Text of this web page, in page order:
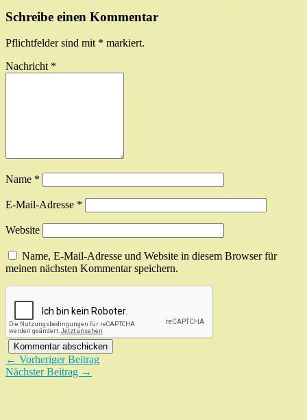
Schreibe einen Kommentar
Pflichtfelder sind mit * markiert.
Nachricht *
Name *
E-Mail-Adresse *
Website
Name, E-Mail-Adresse und Website in diesem Browser für
meinen nächsten Kommentar speichern.
← Vorheriger Beitrag
Nächster Beitrag →